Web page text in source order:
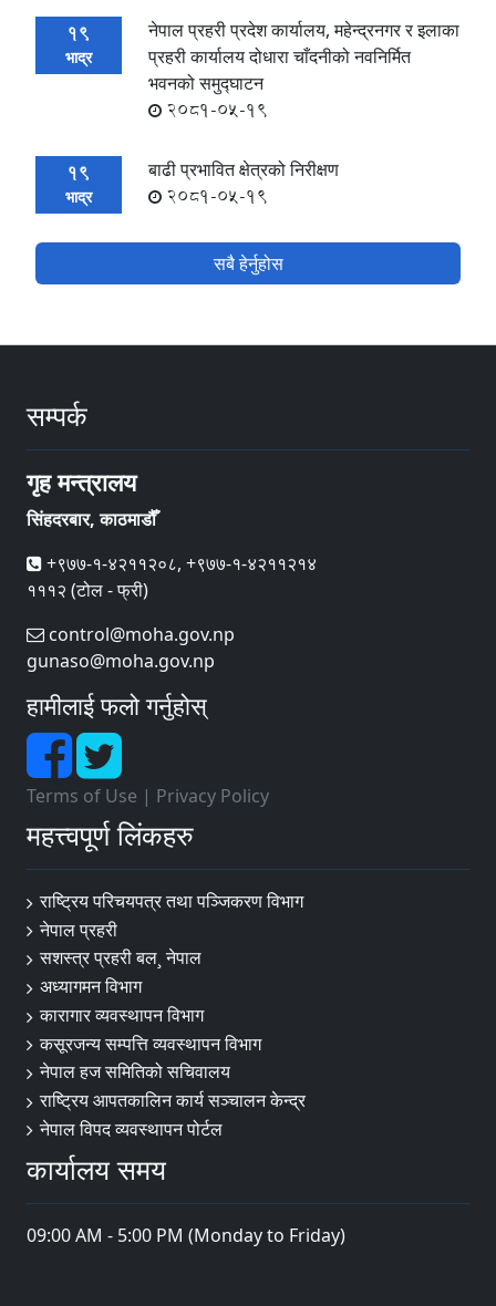
19
भाद्र
नेपाल प्रहरी प्रदेश कार्यालय, महेन्द्रनगर र इलाका
प्रहरी कार्यालय दोधारा चाँदनीको नवनिर्मित
भवनको समुद्घाटन
2081-05-19
19
भाद्र
बाढी प्रभावित क्षेत्रको निरीक्षण
2081-05-19
सबै हेर्नुहोस
सम्पर्क
गृह मन्त्रालय
सिंहदरबार, काठमाडौँ
+९७७-१-४२११२०८, +९७७-१-४२११२१४
१११२ (टोल - फ्री)
control@moha.gov.np
gunaso@moha.gov.np
हामीलाई फलो गर्नुहोस्
Terms of Use | Privacy Policy
महत्त्वपूर्ण लिंकहरु
राष्ट्रिय परिचयपत्र तथा पञ्‍जिकरण विभाग
नेपाल प्रहरी
सशस्त्र प्रहरी बल¸ नेपाल
अध्यागमन विभाग
कारागार व्यवस्थापन विभाग
कसूरजन्य सम्पत्ति व्यवस्थापन विभाग
नेपाल हज समितिको सचिवालय
राष्ट्रिय आपतकालिन कार्य सञ्चालन केन्द्र
नेपाल विपद व्यवस्थापन पोर्टल
कार्यालय समय
09:00 AM - 5:00 PM (Monday to Friday)